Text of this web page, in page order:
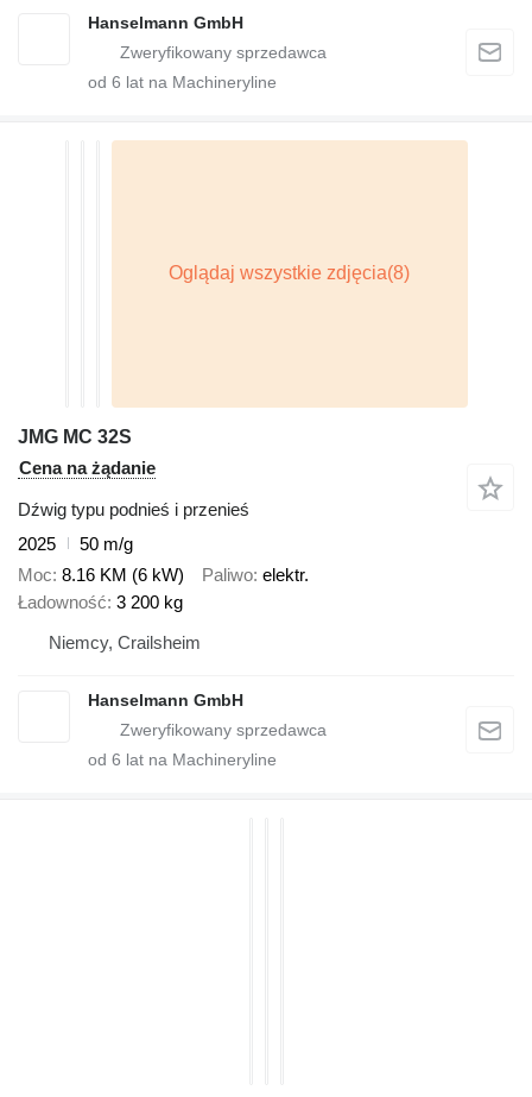
Hanselmann GmbH
od 6 lat na Machineryline
JMG MC 32S
Cena na żądanie
Dźwig typu podnieś i przenieś
2025
50 m/g
Moc 8.16 KM (6 kW) Paliwo elektr.
Ładowność 3 200 kg
Niemcy, Crailsheim
Hanselmann GmbH
od 6 lat na Machineryline